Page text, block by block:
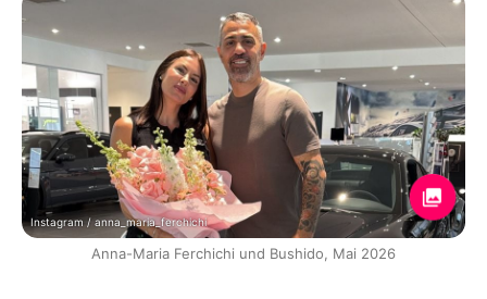
Instagram / anna_maria_ferchichi
Anna-Maria Ferchichi und Bushido, Mai 2026